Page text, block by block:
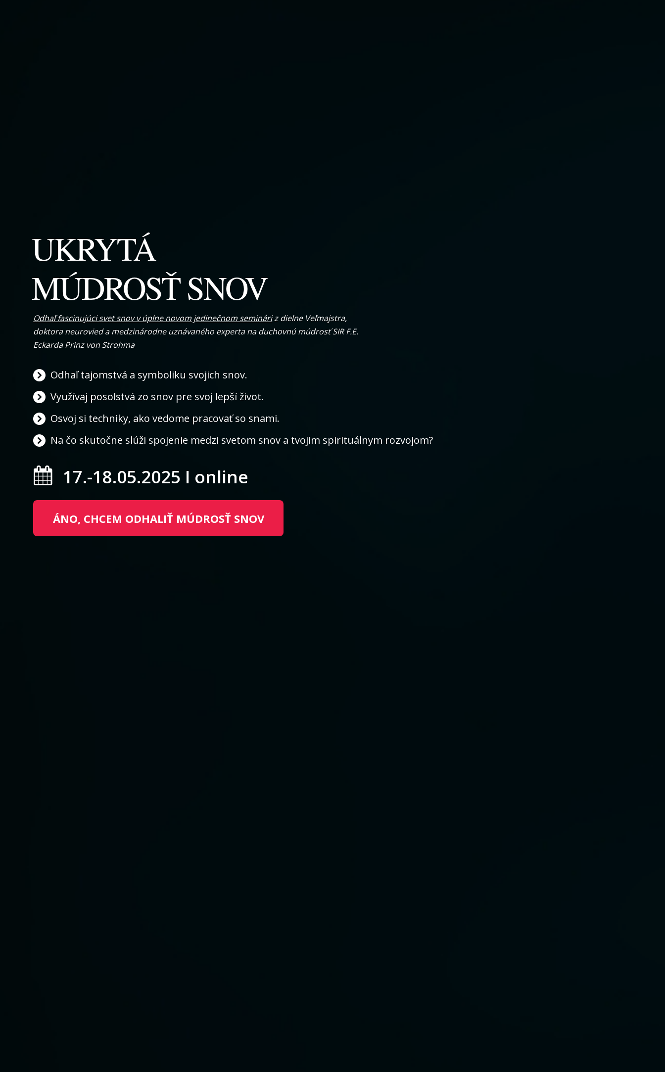
UKRYTÁ
MÚDROSŤ SNOV
Odhaľ fascinujúci svet snov v úplne novom jedinečnom semináriz dielne Veľmajstra,
doktora neurovied a medzinárodne uznávaného experta na duchovnú múdrosťSIR F.E.
Eckarda Prinz von Strohma
Odhaľ tajomstvá a symboliku svojich snov.
Využívaj posolstvá zo snov pre svoj lepší život.
Osvoj si techniky, ako vedome pracovať so snami.
Na čo skutočne slúži spojenie medzi svetom snov a tvojim spirituálnym rozvojom?
17.-18.05.2025 I online
ÁNO, CHCEM ODHALIŤ MÚDROSŤ SNOV